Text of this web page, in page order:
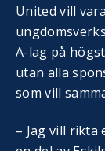
United vill
A-lag på
utan alla
som vill
– Jag vill